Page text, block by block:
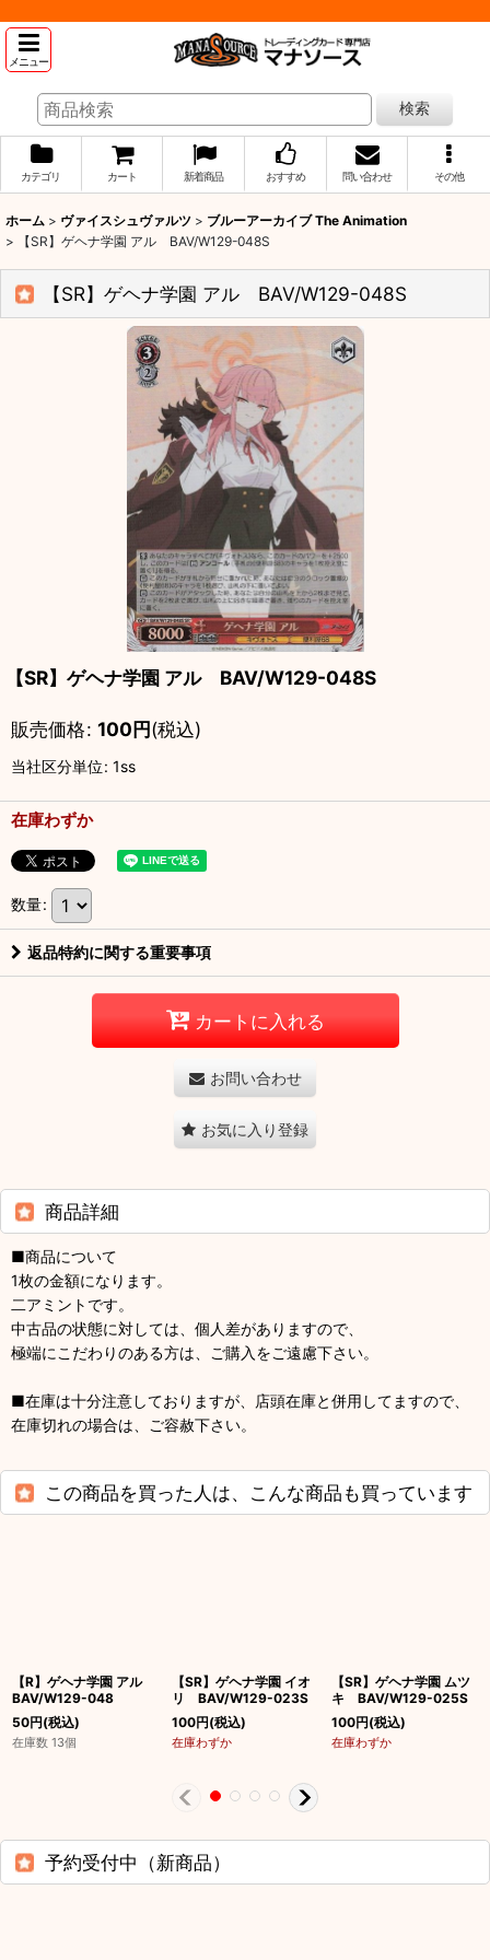
メニュー
検索
カテゴリ カート 新着商品 おすすめ 問い合わせ その他
ホーム > ヴァイスシュヴァルツ > ブルーアーカイブ The Animation
>
【SR】ゲヘナ学園 アル BAV/W129-048S
【SR】ゲヘナ学園 アル BAV/W129-048S
【SR】ゲヘナ学園 アル BAV/W129-048S
販売価格: 100円(税込)
当社区分単位: 1ss
在庫わずか
数量:
返品特約に関する重要事項
カートに入れる
お問い合わせ
お気に入り登録
商品詳細
■商品について
1枚の金額になります。
二アミントです。
中古品の状態に対しては、個人差がありますので、
極端にこだわりのある方は、ご購入をご遠慮下さい。
■在庫は十分注意しておりますが、店頭在庫と併用してますので、
在庫切れの場合は、ご容赦下さい。
この商品を買った人は、こんな商品も買っています
【R】ゲヘナ学園 アル
BAV/W129-048
50円(税込)
在庫数 13個
【SR】ゲヘナ学園 イオ
リ BAV/W129-023S
100円(税込)
在庫わずか
【SR】ゲヘナ学園 ムツ
キ BAV/W129-025S
100円(税込)
在庫わずか
予約受付中（新商品）